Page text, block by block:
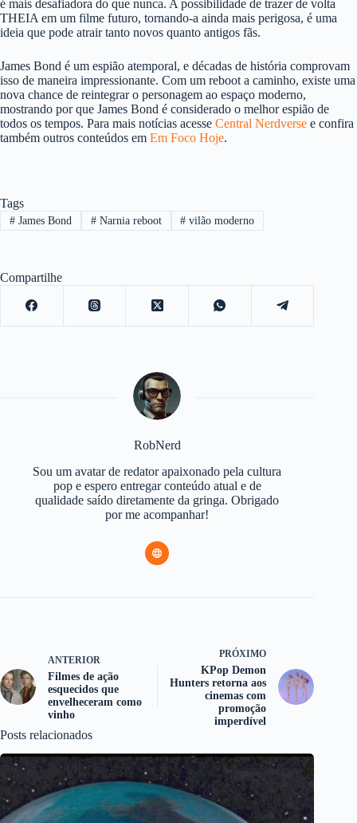
é mais desafiadora do que nunca. A possibilidade de trazer de volta
THEIA em um filme futuro, tornando-a ainda mais perigosa, é uma
ideia que pode atrair tanto novos quanto antigos fãs.
James Bond é um espião atemporal, e décadas de história comprovam
isso de maneira impressionante. Com um reboot a caminho, existe uma
nova chance de reintegrar o personagem ao espaço moderno,
mostrando por que James Bond é considerado o melhor espião de
todos os tempos. Para mais notícias acesse Central Nerdverse e confira
também outros conteúdos em Em Foco Hoje.
Tags
#James Bond #Narnia reboot # vilão moderno
Compartilhe
RobNerd
Sou um avatar de redator apaixonado pela cultura
pop e espero entregar conteúdo atual e de
qualidade saído diretamente da gringa. Obrigado
por me acompanhar!
ANTERIOR
Filmes de ação
esquecidos que
envelheceram como
vinho
PRÓXIMO
KPop Demon
Hunters retorna aos
cinemas com
promoção
imperdível
Posts relacionados